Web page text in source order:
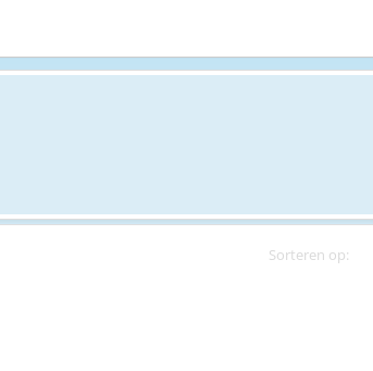
Sorteren op: